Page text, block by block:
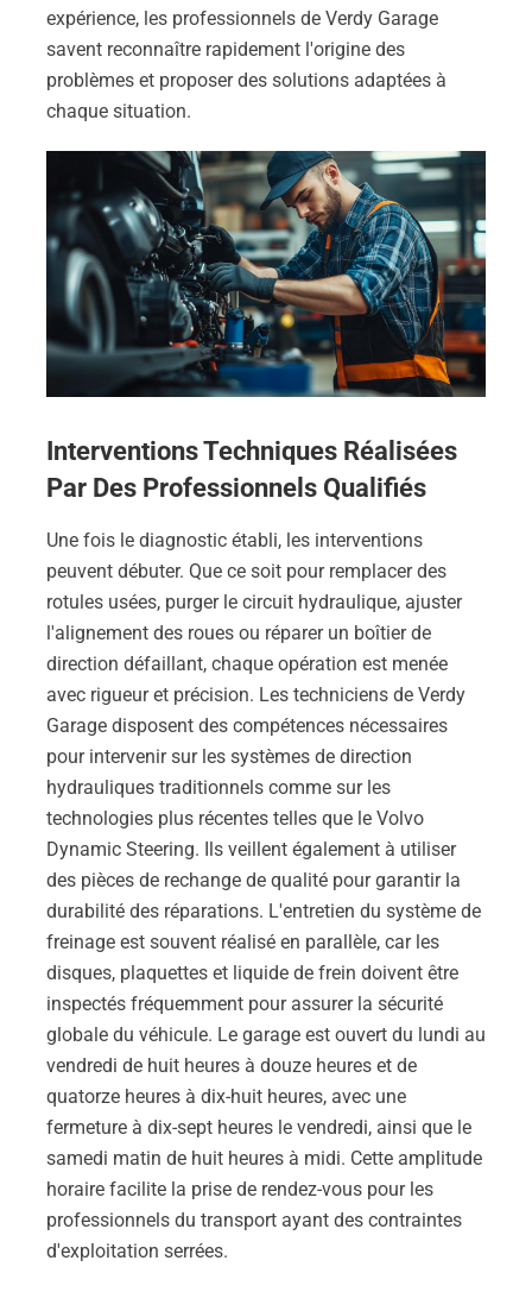
expérience, les professionnels de Verdy Garage
savent reconnaître rapidement l'origine des
problèmes et proposer des solutions adaptées à
chaque situation.
Interventions Techniques Réalisées
Par Des Professionnels Qualifiés
Une fois le diagnostic établi, les interventions
peuvent débuter. Que ce soit pour remplacer des
rotules usées, purger le circuit hydraulique, ajuster
l'alignement des roues ou réparer un boîtier de
direction défaillant, chaque opération est menée
avec rigueur et précision. Les techniciens de Verdy
Garage disposent des compétences nécessaires
pour intervenir sur les systèmes de direction
hydrauliques traditionnels comme sur les
technologies plus récentes telles que le Volvo
Dynamic Steering. Ils veillent également à utiliser
des pièces de rechange de qualité pour garantir la
durabilité des réparations. L'entretien du système de
freinage est souvent réalisé en parallèle, car les
disques, plaquettes et liquide de frein doivent être
inspectés fréquemment pour assurer la sécurité
globale du véhicule. Le garage est ouvert du lundi au
vendredi de huit heures à douze heures et de
quatorze heures à dix-huit heures, avec une
fermeture à dix-sept heures le vendredi, ainsi que le
samedi matin de huit heures à midi. Cette amplitude
horaire facilite la prise de rendez-vous pour les
professionnels du transport ayant des contraintes
d'exploitation serrées.